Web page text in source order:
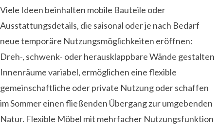
Viele Ideen beinhalten mobile Bauteile oder
Ausstattungsdetails, die saisonal oder je nach Bedarf
neue temporäre Nutzungsmöglichkeiten eröffnen:
Dreh-, schwenk- oder herausklappbare Wände gestalten
Innenräume variabel, ermöglichen eine flexible
gemeinschaftliche oder private Nutzung oder schaffen
im Sommer einen fließenden Übergang zur umgebenden
Natur. Flexible Möbel mit mehrfacher Nutzungsfunktion